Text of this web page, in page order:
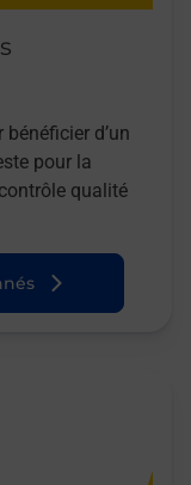
d’un
pour la
qualité